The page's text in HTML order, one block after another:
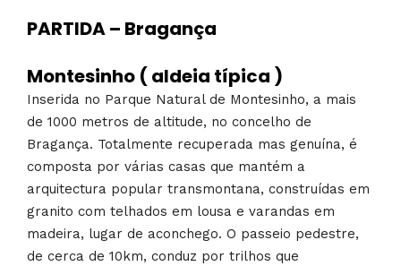
PARTIDA – Bragança
Montesinho ( aldeia típica )
Inserida no Parque Natural de Montesinho, a mais
de 1000 metros de altitude, no concelho de
Bragança. Totalmente recuperada mas genuína, é
composta por várias casas que mantém a
arquitectura popular transmontana, construídas em
granito com telhados em lousa e varandas em
madeira, lugar de aconchego. O passeio pedestre,
de cerca de 10km, conduz por trilhos que